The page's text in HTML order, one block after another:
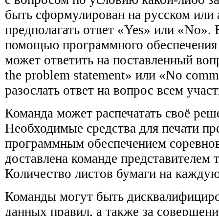
быть сформулирован на русском или
предполагать ответ «Yes» или «No».
помощью программного
может ответить на поставленный
the problem statement» или «No
разослать ответ на вопрос всем
Команда может распечатать своё
Необходимые средства для печати
программным обеспечением
доставлена команде представителем
Количество листов бумаги на
Команды могут быть
данных правил, а также за